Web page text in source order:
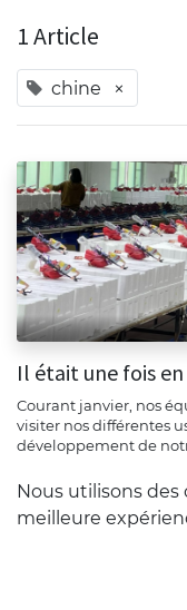
1 Article
chine ×
Il était une fois en
Courant janvier, nos
visiter nos différentes
développement de
chine
janv. 31, 2024
Nous utilisons
meilleure